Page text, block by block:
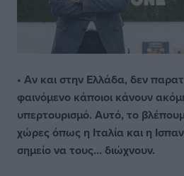
• Αν και στην Ελλάδα, δεν
φαινόμενο κάποιοι κάνουν
υπερτουρισμό. Αυτό, το
χώρες όπως η Ιταλία και η
σημείο να τους… διώχνουν.